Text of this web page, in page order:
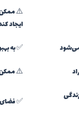
⚠️ ممکن
ایجاد
می‌شود
✅ به
⚠️
✅